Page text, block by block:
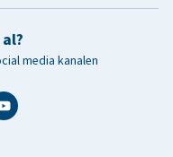
media kanalen